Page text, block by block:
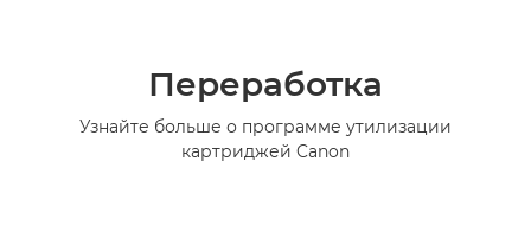
Переработка
Узнайте больше о программе утилизации
картриджей Canon